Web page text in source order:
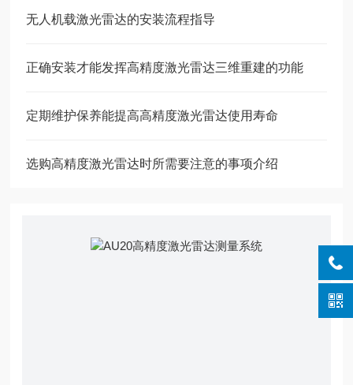
无人机载激光雷达的安装流程指导
正确安装才能发挥高精度激光雷达三维重建的功能
定期维护保养能提高高精度激光雷达使用寿命
选购高精度激光雷达时所需要注意的事项介绍